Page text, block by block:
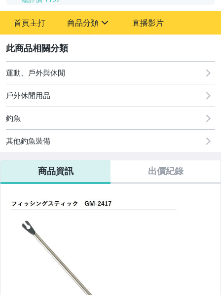
首頁主打 商品分類
運動、戶外與休閒
直播影片
運動、戶外與休閒
戶外休閒用品
釣魚
其他釣魚裝備
商品資訊 出價紀錄